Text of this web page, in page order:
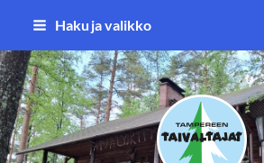
Siirry
sisältöön
Haku ja valikko